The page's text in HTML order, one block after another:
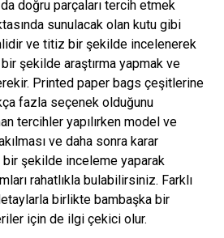
doğru parçaları tercih etmek
sunulacak olan kutu gibi
ve titiz bir şekilde incelenerek
şekilde araştırma yapmak ve
Printed paper bags çeşitlerine
fazla seçenek olduğunu
tercihler yapılırken model ve
ve daha sonra karar
şekilde inceleme yaparak
rahatlıkla bulabilirsiniz. Farklı
birlikte bambaşka bir
için de ilgi çekici olur.